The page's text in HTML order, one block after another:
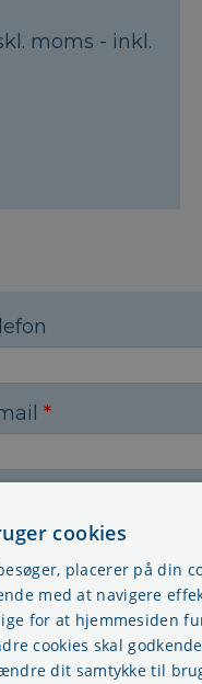
moms - inkl.
*
cookies
placerer på din
med at navigere
for at hjemmesiden
cookies skal
dit samtykke til